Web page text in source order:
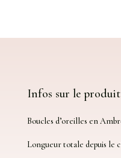
Infos sur le produit
Boucles d’oreilles en
Longueur totale depuis le